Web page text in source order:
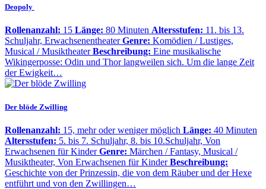
Deopoly
Rollenanzahl: 15 Länge: 80 Minuten Altersstufen: 11. bis 13.
Schuljahr, Erwachsenentheater Genre: Komödien / Lustiges,
Musical / Musiktheater Beschreibung: Eine musikalische
Wikingerposse: Odin und Thor langweilen sich. Um die lange Zeit
der Ewigkeit…
Der blöde Zwilling
Rollenanzahl: 15, mehr oder weniger möglich Länge: 40 Minuten
Altersstufen: 5. bis 7. Schuljahr, 8. bis 10.Schuljahr, Von
Erwachsenen für Kinder Genre: Märchen / Fantasy, Musical /
Musiktheater, Von Erwachsenen für Kinder Beschreibung:
Geschichte von der Prinzessin, die von dem Räuber und der Hexe
entführt und von den Zwillingen…